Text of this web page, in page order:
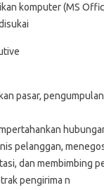
komputer (MS
pasar,
pelanggan,
dan membimbing
pengirima n